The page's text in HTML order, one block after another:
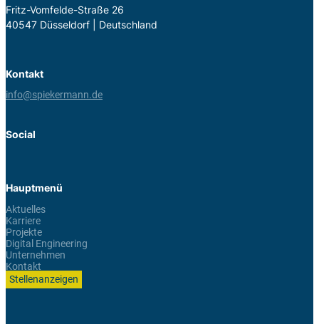
Fritz-Vom­felde-Straße 26
40547 Düs­sel­dorf | Deutsch­land
Kontakt
info@spiekermann.de
Social
Hauptmenü
Aktuelles
Karriere
Projekte
Digital Engineering
Unternehmen
Kontakt
Stellenanzeigen